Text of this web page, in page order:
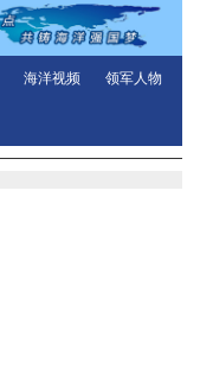
海洋视频 领军人物